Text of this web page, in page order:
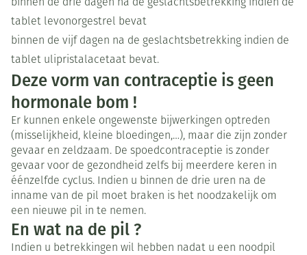
binnen de drie dagen na de geslachtsbetrekking indien de
tablet levonorgestrel bevat
binnen de vijf dagen na de geslachtsbetrekking indien de
tablet ulipristalacetaat bevat.
Deze vorm van contraceptie is geen
hormonale bom !
Er kunnen enkele ongewenste bijwerkingen optreden
(misselijkheid, kleine bloedingen,…), maar die zijn zonder
gevaar en zeldzaam. De spoedcontraceptie is zonder
gevaar voor de gezondheid zelfs bij meerdere keren in
éénzelfde cyclus. Indien u binnen de drie uren na de
inname van de pil moet braken is het noodzakelijk om
een nieuwe pil in te nemen.
En wat na de pil ?
Indien u betrekkingen wil hebben nadat u een noodpil